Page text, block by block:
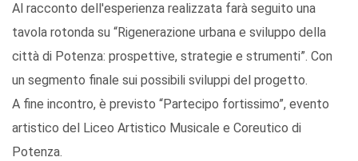
Al racconto dell'esperienza realizzata farà seguito una
tavola rotonda su “Rigenerazione urbana e sviluppo della
città di Potenza: prospettive, strategie e strumenti”. Con
un segmento finale sui possibili sviluppi del progetto.
A fine incontro, è previsto “Partecipo fortissimo”, evento
artistico del Liceo Artistico Musicale e Coreutico di
Potenza.